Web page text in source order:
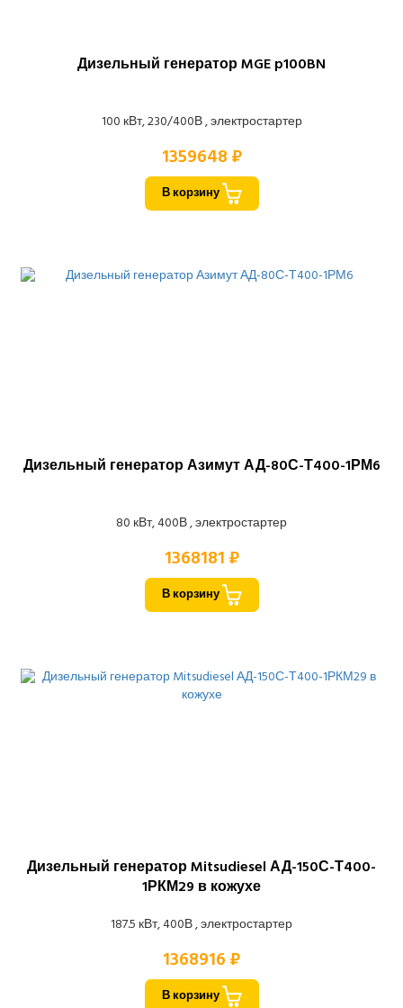
Дизельный генератор MGE p100BN
100 кВт, 230/400В , электростартер
1359648 ₽
В корзину
Дизельный генератор Азимут АД-80С-Т400-1РМ6
80 кВт, 400В , электростартер
1368181 ₽
В корзину
Дизельный генератор Mitsudiesel АД-150С-Т400-
1РКМ29 в кожухе
187.5 кВт, 400В , электростартер
1368916 ₽
В корзину